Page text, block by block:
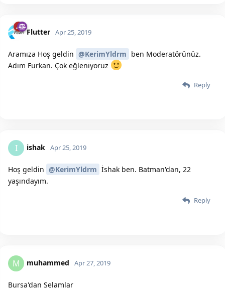
Flutter Apr 25, 2019
Aramıza Hoş geldin @KerimYldrm ben Moderatörünüz.
Adım Furkan. Çok eğleniyoruz
Reply
I ishak Apr 25, 2019
Hoş geldin @KerimYldrm İshak ben. Batman'dan, 22
yaşındayım.
Reply
M muhammed Apr 27, 2019
Bursa'dan Selamlar